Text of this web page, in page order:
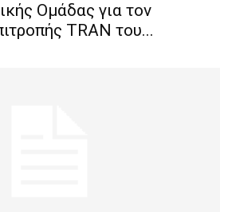
Ομάδας για τον
TRAN του...